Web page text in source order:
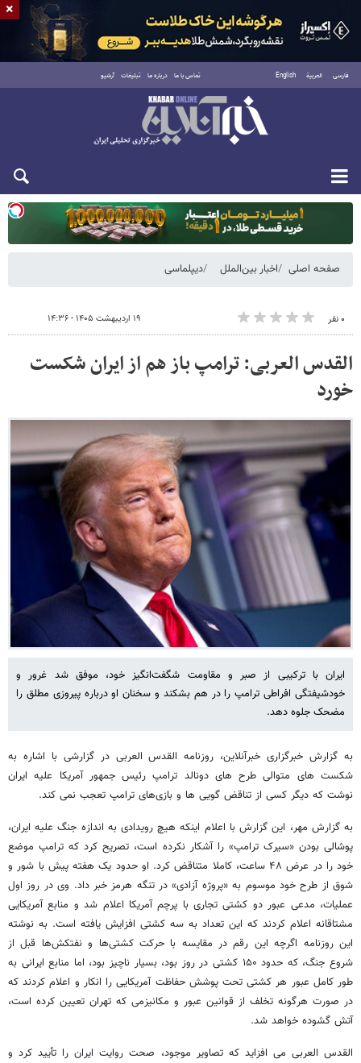
فارسی العربية English تماس با ما درباره ما تبلیغات آرشیو
یکشنبه ۱۸ مرداد ۱۴۰۵
صفحه اصلی اخبار بین‌الملل دیپلماسی
۰ نفر ۱۹ اردیبهشت ۱۴۰۵ - ۱۴:۳۶
القدس العربی: ترامپ باز هم از ایران شکست
خورد
ایران با ترکیبی از صبر و مقاومت شگفت‌انگیز خود، موفق شد غرور و
خودشیفتگی افراطی ترامپ را در هم بشکند و سخنان او درباره پیروزی مطلق را
مضحک جلوه دهد.
به گزارش خبرگزاری خبرآنلاین، روزنامه القدس العربی در گزارشی با اشاره به
شکست های متوالی طرح های دونالد ترامپ رئیس جمهور آمریکا علیه ایران
نوشت که دیگر کسی از تناقض گویی ها و بازی‌های ترامپ تعجب نمی کند.
به گزارش مهر، این گزارش با اعلام اینکه هیچ رویدادی به اندازه جنگ علیه ایران،
پوشالی بودن «سیرک ترامپ» را آشکار نکرده است، تصریح کرد که ترامپ موضع
خود را در عرض ۴۸ ساعت، کاملا متناقض کرد. او حدود یک هفته پیش با شور و
شوق از طرح خود موسوم به «پروژه آزادی» در تنگه هرمز خبر داد. وی در روز اول
عملیات، مدعی عبور دو کشتی تجاری با پرچم آمریکا اعلام شد و منابع آمریکایی
مشتاقانه اعلام کردند که این تعداد به سه کشتی افزایش یافته است. به نوشته
این روزنامه اگرچه این رقم در مقایسه با حرکت کشتی‌ها و نفتکش‌ها قبل از
شروع جنگ، که حدود ۱۵۰ کشتی در روز بود، بسیار ناچیز بود، اما منابع ایرانی به
طور کامل عبور هر کشتی تحت پوشش حفاظت آمریکایی را انکار و اعلام کردند که
در صورت هرگونه تخلف از قوانین عبور و مکانیزمی که تهران تعیین کرده است،
آتش گشوده خواهد شد.
القدس العربی می افزاید که تصاویر موجود، صحت روایت ایران را تأیید کرد و
×